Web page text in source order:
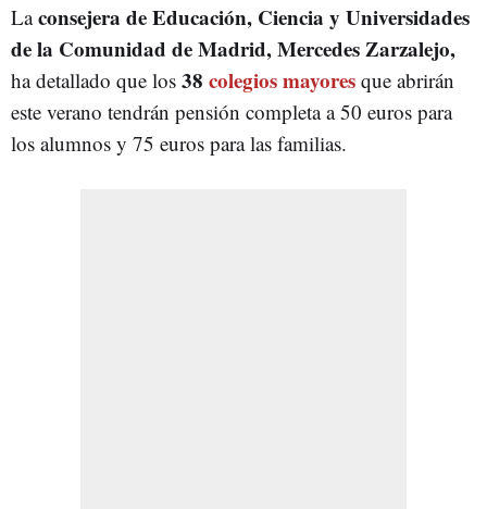
Laconsejera de Educación, Ciencia y Universidades
de la Comunidad de Madrid, Mercedes Zarzalejo,
ha detallado que los 38 colegios mayores que abrirán
este verano tendrán pensión completa a 50 euros para
los alumnos y 75 euros para las familias.